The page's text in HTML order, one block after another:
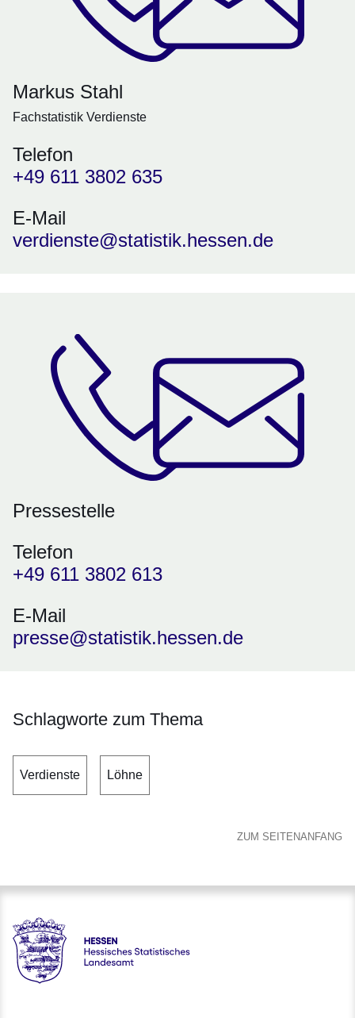
Markus Stahl
Fachstatistik Verdienste
Telefon
+49 611 3802 635
E-Mail
verdienste@statistik.hessen.de
Pressestelle
Telefon
+49 611 3802 613
E-Mail
presse@statistik.hessen.de
Schlagworte zum Thema
Verdienste Löhne
ZUM SEITENANFANG
Hessen - Hessisches Statistisches Landesamt